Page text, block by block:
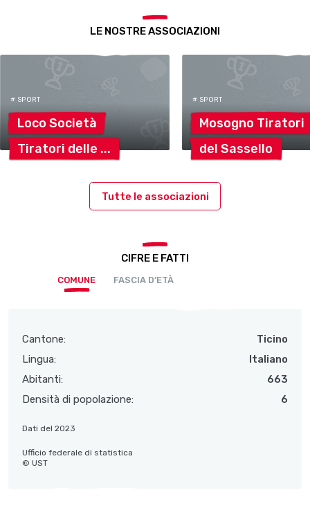
LE NOSTRE ASSOCIAZIONI
# SPORT
Loco Società
Tiratori delle
# SPORT
Mosogno Tiratori
del Sassello
Tutte le associazioni
CIFRE E FATTI
COMUNE FASCIA D’ETÀ
Cantone:
Ticino
Lingua:
Italiano
Abitanti:
663
Densità di popolazione:
6
Dati del 2023
Ufficio federale di statistica
© UST